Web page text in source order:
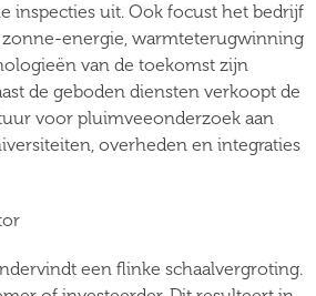
inspecties uit. Ook focust het bedrijf
energie, warmteterugwinning
van de toekomst zijn
de geboden diensten verkoopt de
voor pluimveeonderzoek aan
overheden en integraties
een flinke schaalvergroting.